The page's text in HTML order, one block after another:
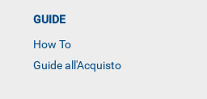
GUIDE
How To
Guide all'Acquisto